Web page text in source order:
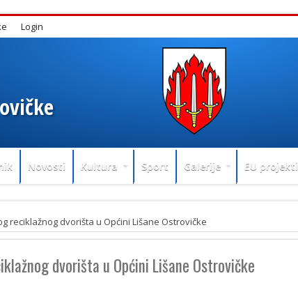
Login
Novosti Kultura Sport Galerije EU projekti
reciklažnog dvorišta u Općini Lišane Ostrovičke
dvorišta u Općini Lišane Ostrovičke